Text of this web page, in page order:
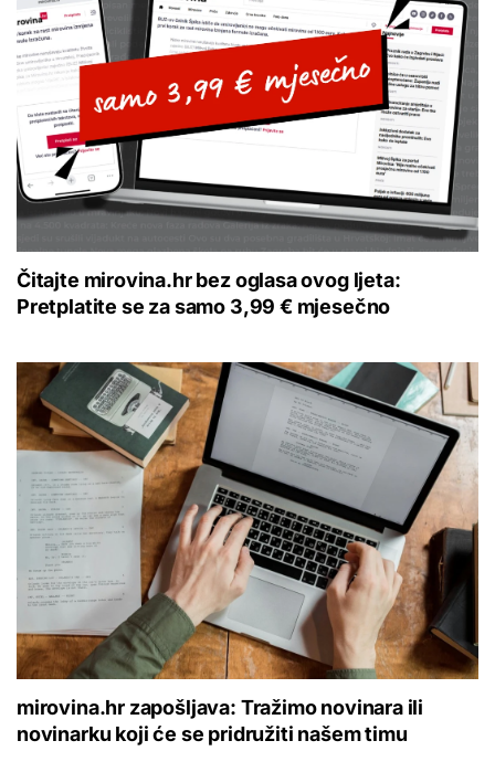
Čitajte mirovina.hr bez oglasa ovog ljeta:
Pretplatite se za samo 3,99 € mjesečno
mirovina.hr zapošljava: Tražimo novinara ili
novinarku koji će se pridružiti našem timu